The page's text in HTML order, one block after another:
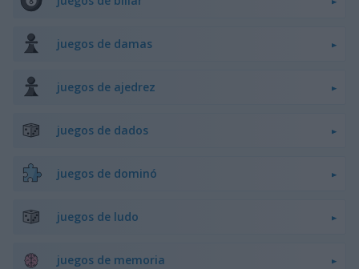
juegos de damas
juegos de ajedrez
juegos de dados
juegos de dominó
juegos de ludo
juegos de memoria